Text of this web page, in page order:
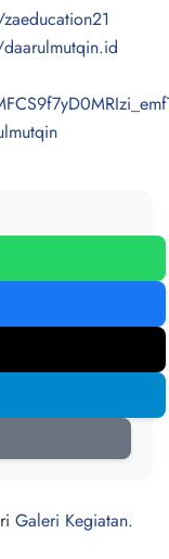
Galeri Kegiatan.